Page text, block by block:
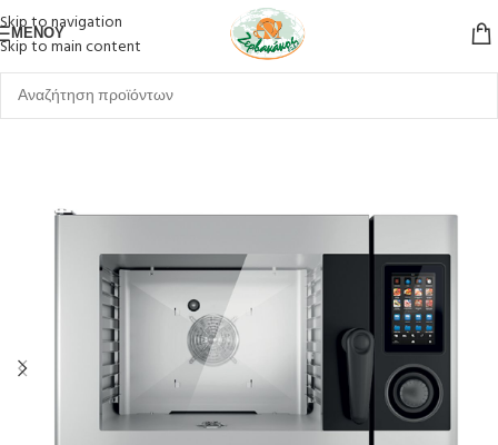
Skip to navigation
Skip to main content
ΜΕΝΟΎ